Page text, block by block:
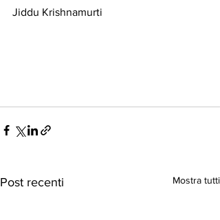
Jiddu Krishnamurti
Post recenti Mostra tutti